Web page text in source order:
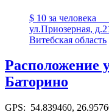
$ 10 за человека
ул.Приозерная,
Витебская область
Расположение
Баторино
GPS: 54.839460,